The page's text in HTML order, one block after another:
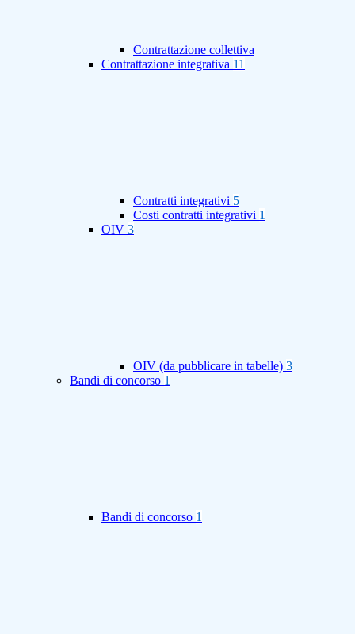
Contrattazione collettiva
Contrattazione integrativa 11
Contratti integrativi 5
Costi contratti integrativi 1
OIV 3
OIV (da pubblicare in tabelle) 3
Bandi di concorso 1
Bandi di concorso 1